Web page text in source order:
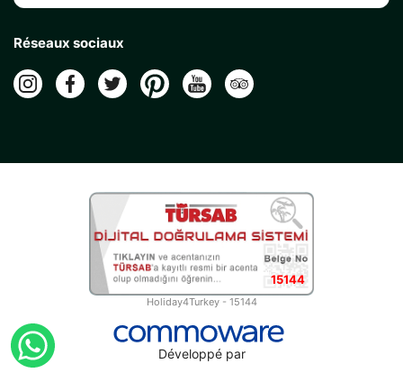
Réseaux sociaux
15144
Holiday4Turkey - 15144
Développé par